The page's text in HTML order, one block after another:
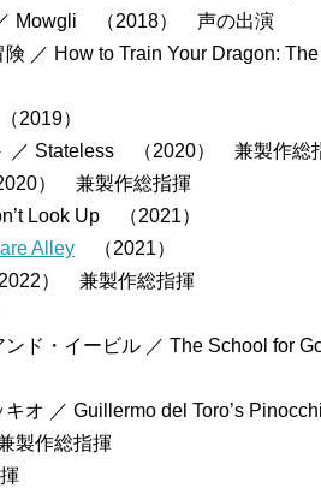
／ Mowgli （2018） 声の出演
／ How to Train Your Dragon:
（2019）
／ Stateless （2020） 兼製作総
） 兼製作総指揮
Look Up （2021）
Alley （2021）
） 兼製作総指揮
ンド・イービル ／ The School for
キオ ／ Guillermo del Toro’s
製作総指揮